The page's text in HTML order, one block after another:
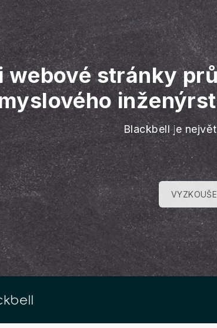
stránky
Blackbell je